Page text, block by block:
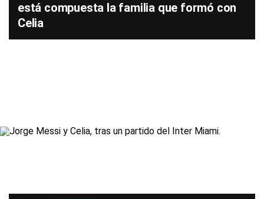
está compuesta la familia que formó con
Celia